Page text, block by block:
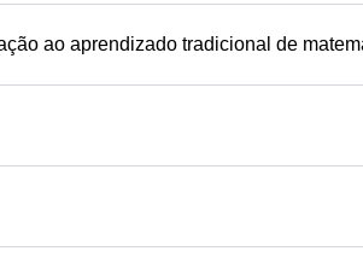
ao aprendizado tradicional de